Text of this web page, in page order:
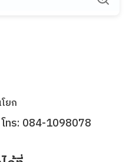
ยก
โทร: 084-1098078